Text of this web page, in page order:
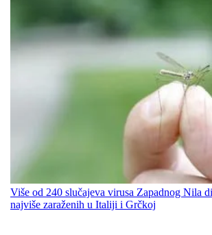
Više od 240 slučajeva virusa Zapadnog Nila
najviše zaraženih u Italiji i Grčkoj